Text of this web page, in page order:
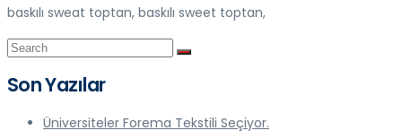
baskılı sweat toptan, baskılı sweet toptan,
Son Yazılar
Üniversiteler Forema Tekstili Seçiyor.